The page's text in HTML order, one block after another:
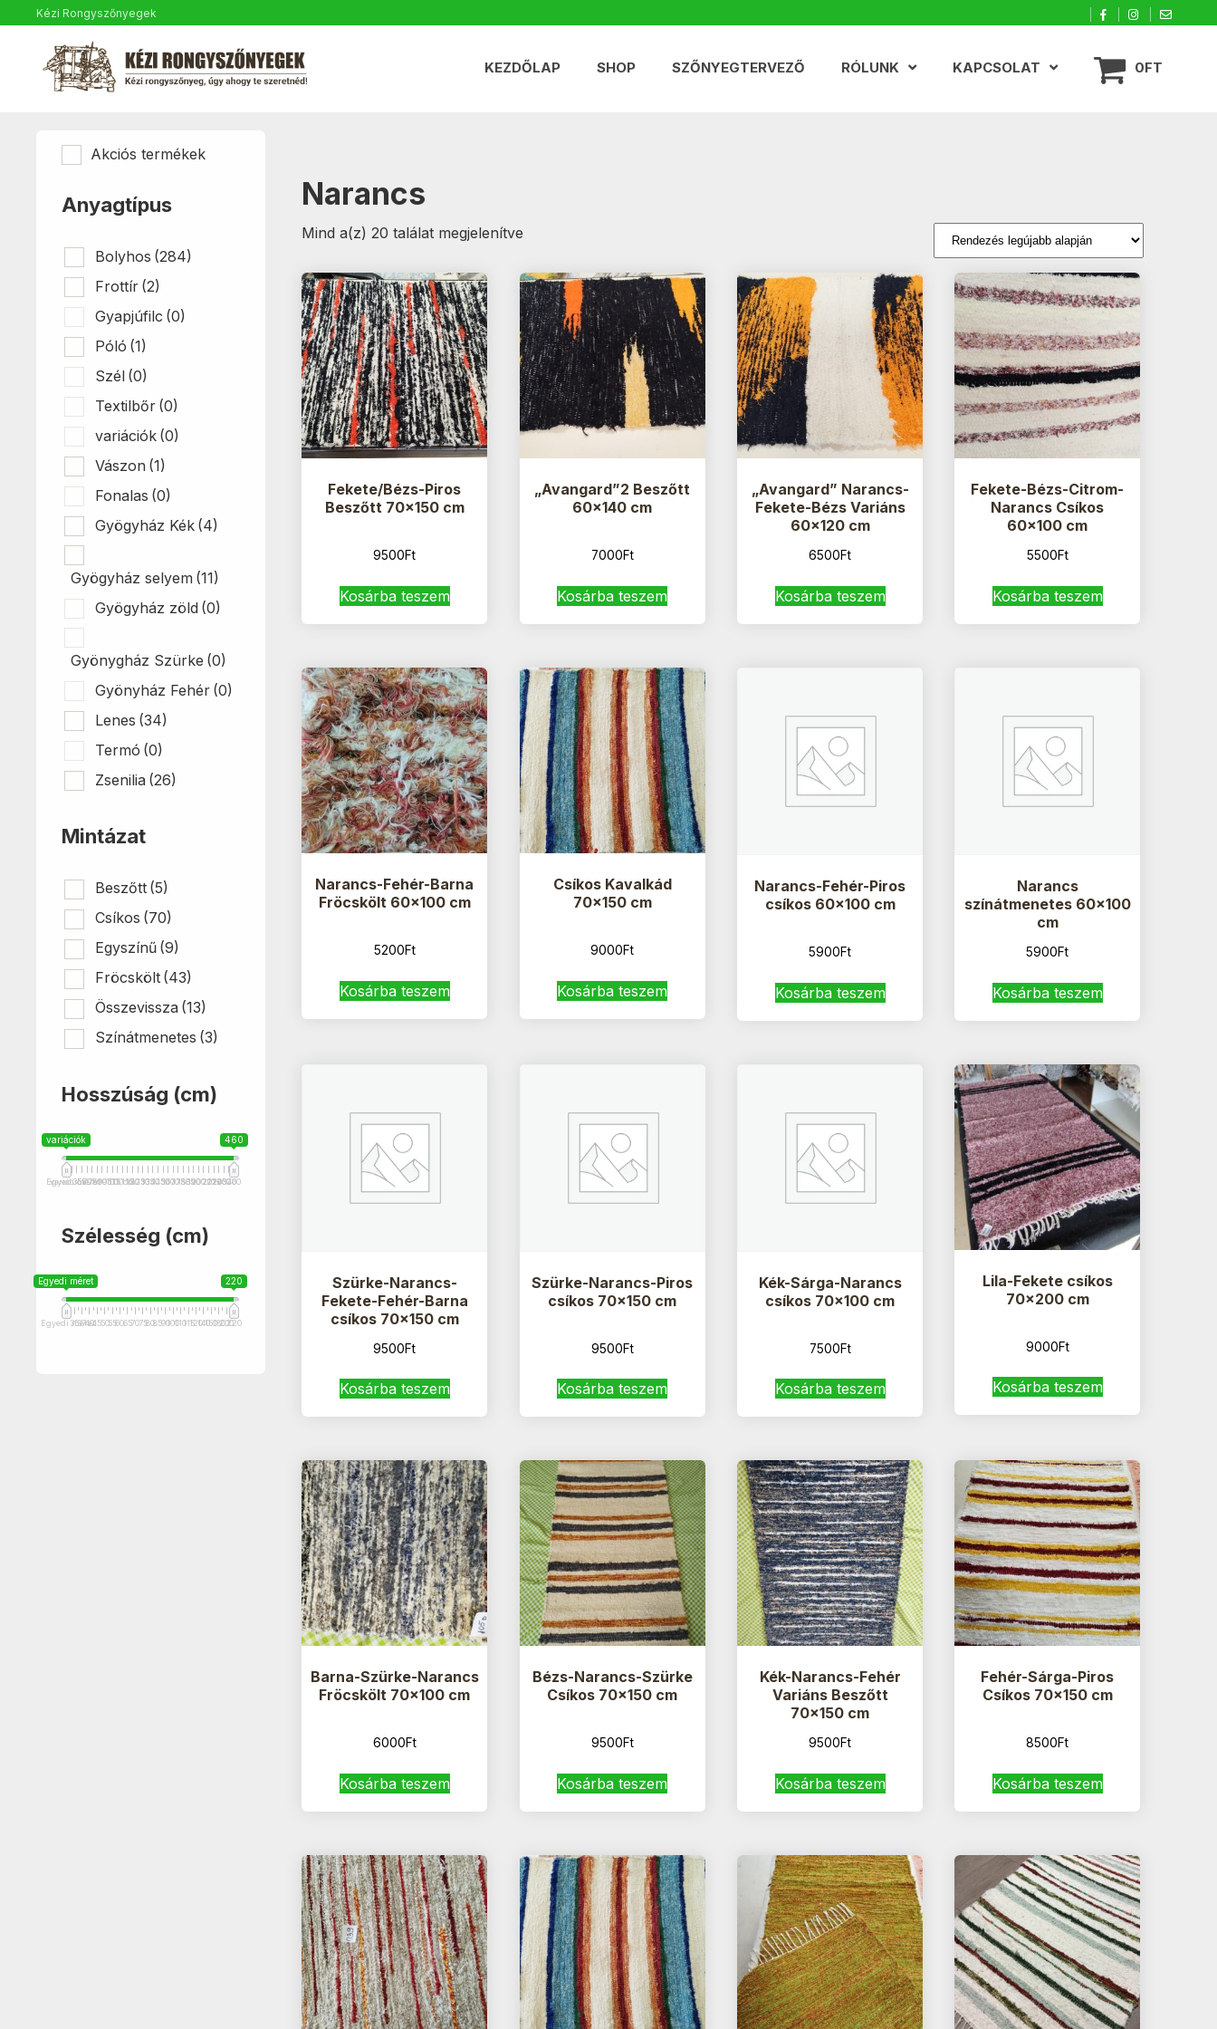
Kézi Rongyszőnyegek
KEZDŐLAP SHOP SZŐNYEGTERVEZŐ RÓLUNK KAPCSOLAT 0FT
Narancs
Mind a(z) 20 találat megjelenítve
latest
Fekete/Bézs-Piros
Beszőtt 70×150 cm
9500Ft
Kosárba teszem
„Avangard”2 Beszőtt
60×140 cm
7000Ft
Kosárba teszem
„Avangard” Narancs-
Fekete-Bézs Variáns
60×120 cm
6500Ft
Kosárba teszem
Fekete-Bézs-Citrom-
Narancs Csíkos
60×100 cm
5500Ft
Kosárba teszem
Narancs-Fehér-Barna
Fröcskölt 60×100 cm
5200Ft
Kosárba teszem
Csíkos Kavalkád
70×150 cm
9000Ft
Kosárba teszem
Narancs-Fehér-Piros
csíkos 60×100 cm
5900Ft
Kosárba teszem
Narancs
színátmenetes 60×100
cm
5900Ft
Kosárba teszem
Szürke-Narancs-
Fekete-Fehér-Barna
csíkos 70×150 cm
9500Ft
Kosárba teszem
Szürke-Narancs-Piros
csíkos 70×150 cm
9500Ft
Kosárba teszem
Kék-Sárga-Narancs
csíkos 70×100 cm
7500Ft
Kosárba teszem
Lila-Fekete csíkos
70×200 cm
9000Ft
Kosárba teszem
Barna-Szürke-Narancs
Fröcskölt 70×100 cm
6000Ft
Kosárba teszem
Bézs-Narancs-Szürke
Csíkos 70×150 cm
9500Ft
Kosárba teszem
Kék-Narancs-Fehér
Variáns Beszőtt
70×150 cm
9500Ft
Kosárba teszem
Fehér-Sárga-Piros
Csíkos 70×150 cm
8500Ft
Kosárba teszem
Akciós termékek
Anyagtípus
Bolyhos (284)
Frottír (2)
Gyapjúfilc (0)
Póló (1)
Szél (0)
Textilbőr (0)
variációk (0)
Vászon (1)
Fonalas (0)
Gyögyház Kék (4)
Gyögyház selyem (11)
Gyögyház zöld (0)
Gyönygház Szürke (0)
Gyönyház Fehér (0)
Lenes (34)
Termó (0)
Zsenilia (26)
Mintázat
Beszőtt (5)
Csíkos (70)
Egyszínű (9)
Fröcskölt (43)
Összevissza (13)
Színátmenetes (3)
Hosszúság (cm)
variációk 460
variációk
Egyedi méret
35557075809095100110
115 cm
115120125130135140145150160170175180185190
200201+
210
220
240
250
320
460
Szélesség (cm)
Egyedi méret 220
Egyedi méret
35374045505560657075808590100110115120140150180200220